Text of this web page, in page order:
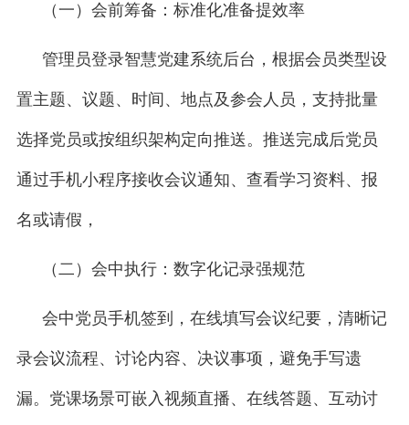
（一）会前筹备：标准化准备提效率
管理员登录智慧党建系统后台，根据会员类型设
置主题、议题、时间、地点及参会人员，支持批量
选择党员或按组织架构定向推送。推送完成后党员
通过手机小程序接收会议通知、查看学习资料、报
名或请假，
（二）会中执行：数字化记录强规范
会中党员手机签到，在线填写会议纪要，清晰记
录会议流程、讨论内容、决议事项，避免手写遗
漏。党课场景可嵌入视频直播、在线答题、互动讨